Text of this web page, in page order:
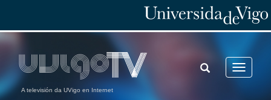
A televisión da UVigo en Internet
Toggle
TOGGLE
SEARCH